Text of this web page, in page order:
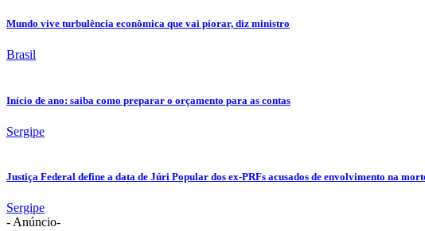
Mundo vive turbulência econômica que vai piorar, diz ministro
Brasil
Início de ano: saiba como preparar o orçamento para as contas
Sergipe
Justiça Federal define a data de Júri Popular dos ex-PRFs acusados de envolvimento na
Sergipe
- Anúncio-